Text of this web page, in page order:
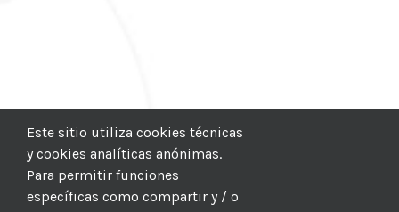
Este sitio utiliza cookies técnicas
y cookies analíticas anónimas.
Para permitir funciones
específicas como compartir y / o